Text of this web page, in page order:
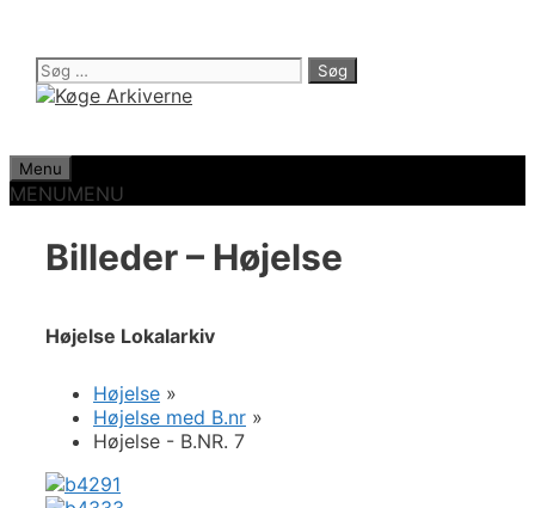
indhold
Søg
efter:
Menu
MENUMENU
Billeder – Højelse
Højelse Lokalarkiv
Højelse »
Højelse med B.nr »
Højelse - B.NR. 7